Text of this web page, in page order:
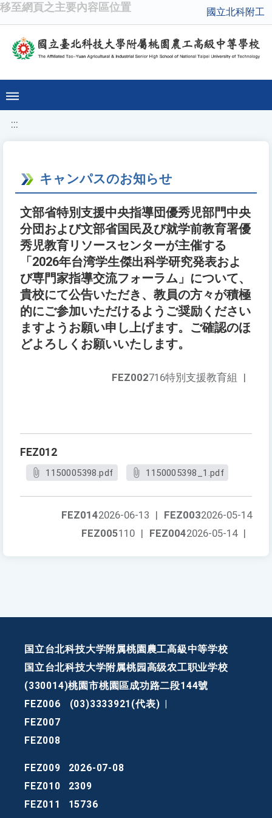
移至網頁之主要內容區位置 國立北科附工
:::
キャンパスのお知らせ
文部省特別支援中央指導団優秀児部門中央
分団および文部省国民及び就学前教育署優
秀児教育リソースセンターが主催する
「2026年台湾学生傑出科学研究発表およ
び専門家指導交流フォーラム」について、
貴校にて公告いただき、教員の方々が積極
的にご参加いただけるようご奨励ください
ますようお願い申し上げます。ご確認のほ
どよろしくお願いいたします。
FEZ002716特別支援教育組 |
FEZ012
1150005398.pdf 1150005398_1.pdf
FEZ0032026-05-14
FEZ0142026-06-13 |
FEZ0042026-05-14 |
FEZ005110 |
国立台北科技大学附属桃園農工高級中等学校
国立台北科技大学附属桃园高级农工职业学校
(330014)桃園市桃園區成功路二段144號
FEZ006
(03)3333921(代表)
FEZ007
FEZ008
FEZ009
2026-07-08
FEZ010
2309
FEZ011
15736